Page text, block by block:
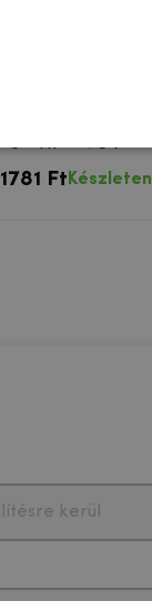
1781 Ft Készleten